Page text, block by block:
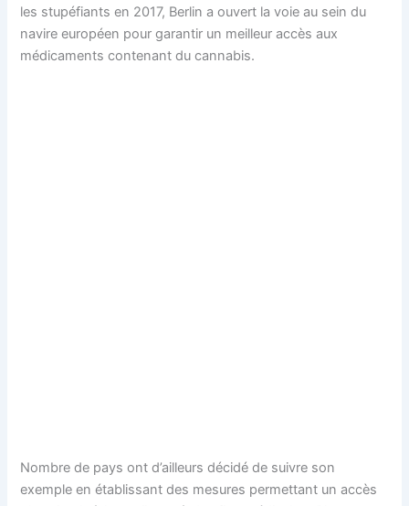
les stupéfiants en 2017, Berlin a ouvert la voie au sein du
navire européen pour garantir un meilleur accès aux
médicaments contenant du cannabis.
Nombre de pays ont d’ailleurs décidé de suivre son
exemple en établissant des mesures permettant un accès